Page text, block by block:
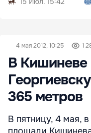
4 мая 2012, 10:25 1
В Кишиневе
365 метров
В пятницу, 4 мая,